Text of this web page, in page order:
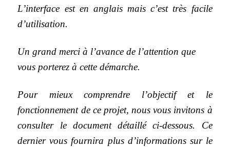
L’interface est en anglais mais c’est très facile
d’utilisation.
Un grand merci à l’avance de l’attention que
vous porterez à cette démarche.
Pour mieux comprendre l’objectif et le
fonctionnement de ce projet, nous vous invitons à
consulter le document détaillé ci-dessous. Ce
dernier vous fournira plus d’informations sur le